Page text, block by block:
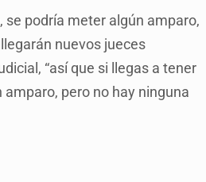
se podría meter algún amparo,
nuevos jueces
“así que si llegas a tener
pero no hay ninguna